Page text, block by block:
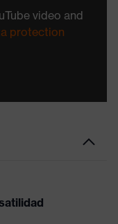
video and
protection